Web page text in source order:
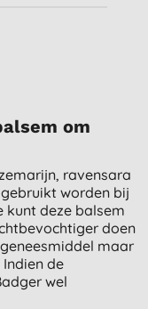
om
ravensara
worden bij
kunt deze balsem
doen
maar
de
wel